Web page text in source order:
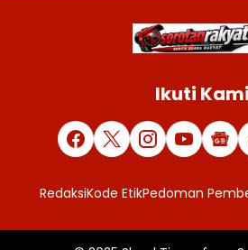
Ikuti Kami
RedaksiKode EtikPedoman